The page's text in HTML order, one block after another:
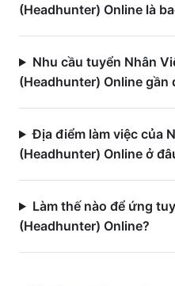
(Headhunter) Online là
Nhu cầu tuyển Nhân
(Headhunter) Online gần
Địa điểm làm việc của
(Headhunter) Online ở
Làm thế nào để ứng
(Headhunter) Online?